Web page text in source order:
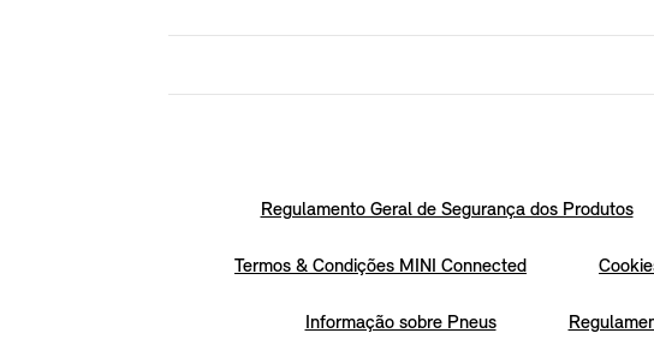
Regulamento Geral de Segurança dos Produtos
Termos & Condições MINI Connected
Informação sobre Pneus